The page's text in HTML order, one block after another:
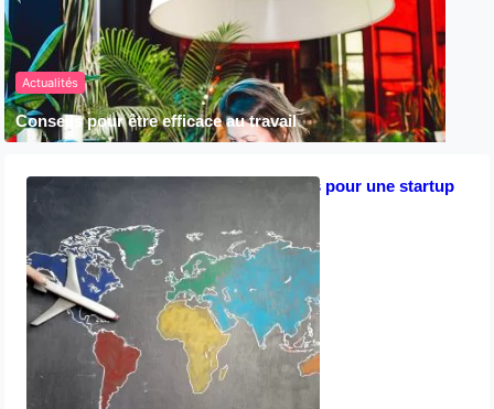
Actualités
Conseils pour être efficace au travail
Les clés du succès pour une startup